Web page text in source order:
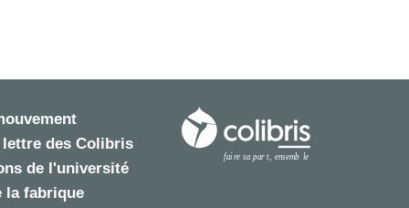
des Colibris
de l'université
la fabrique